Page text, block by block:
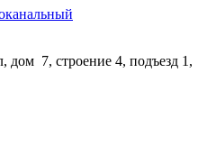
дом 7, строение 4, подъезд 1,